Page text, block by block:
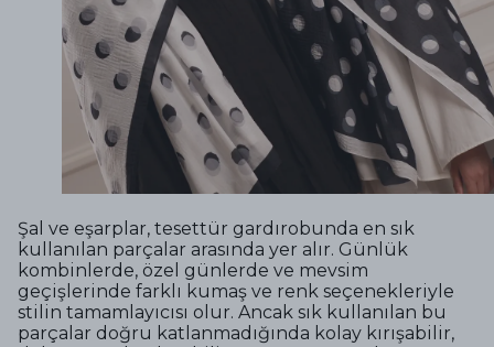
Şal ve eşarplar, tesettür gardırobunda en sık
kullanılan parçalar arasında yer alır. Günlük
kombinlerde, özel günlerde ve mevsim
geçişlerinde farklı kumaş ve renk seçenekleriyle
stilin tamamlayıcısı olur. Ancak sık kullanılan bu
parçalar doğru katlanmadığında kolay kırışabilir,